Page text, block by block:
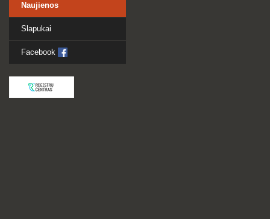
Naujienos
Slapukai
Facebook